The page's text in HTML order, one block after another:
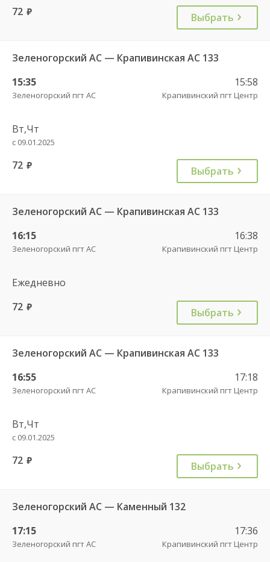
72 руб. Выбрать
Зеленогорский АС — Крапивинская АС 133
15:35
Зеленогорский пгт АС
15:58
Крапивинский пгт Центр
Вт,Чт
с 09.01.2025
72 руб. Выбрать
Зеленогорский АС — Крапивинская АС 133
16:15
Зеленогорский пгт АС
16:38
Крапивинский пгт Центр
Ежедневно
72 руб. Выбрать
Зеленогорский АС — Крапивинская АС 133
16:55
Зеленогорский пгт АС
17:18
Крапивинский пгт Центр
Вт,Чт
с 09.01.2025
72 руб. Выбрать
Зеленогорский АС — Каменный 132
17:15
Зеленогорский пгт АС
17:36
Крапивинский пгт Центр